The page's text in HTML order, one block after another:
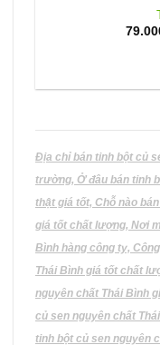
Địa chỉ bán tinh bột củ
trường, Ở đâu bán tinh
thật giá tốt, Chỗ nào
giá tốt chất lượng, Nơi
Bình hàng công ty,
Thái Bình giá tốt chất
nguyên chất Thái Bình
củ sen nguyên chất
tinh bột củ sen nguyên